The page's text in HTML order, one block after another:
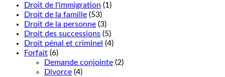
Droit de l'immigration (1)
Droit de la famille (53)
Droit de la personne (3)
Droit des successions (5)
Droit pénal et criminel (4)
Forfait (6)
Demande conjointe (2)
Divorce (4)